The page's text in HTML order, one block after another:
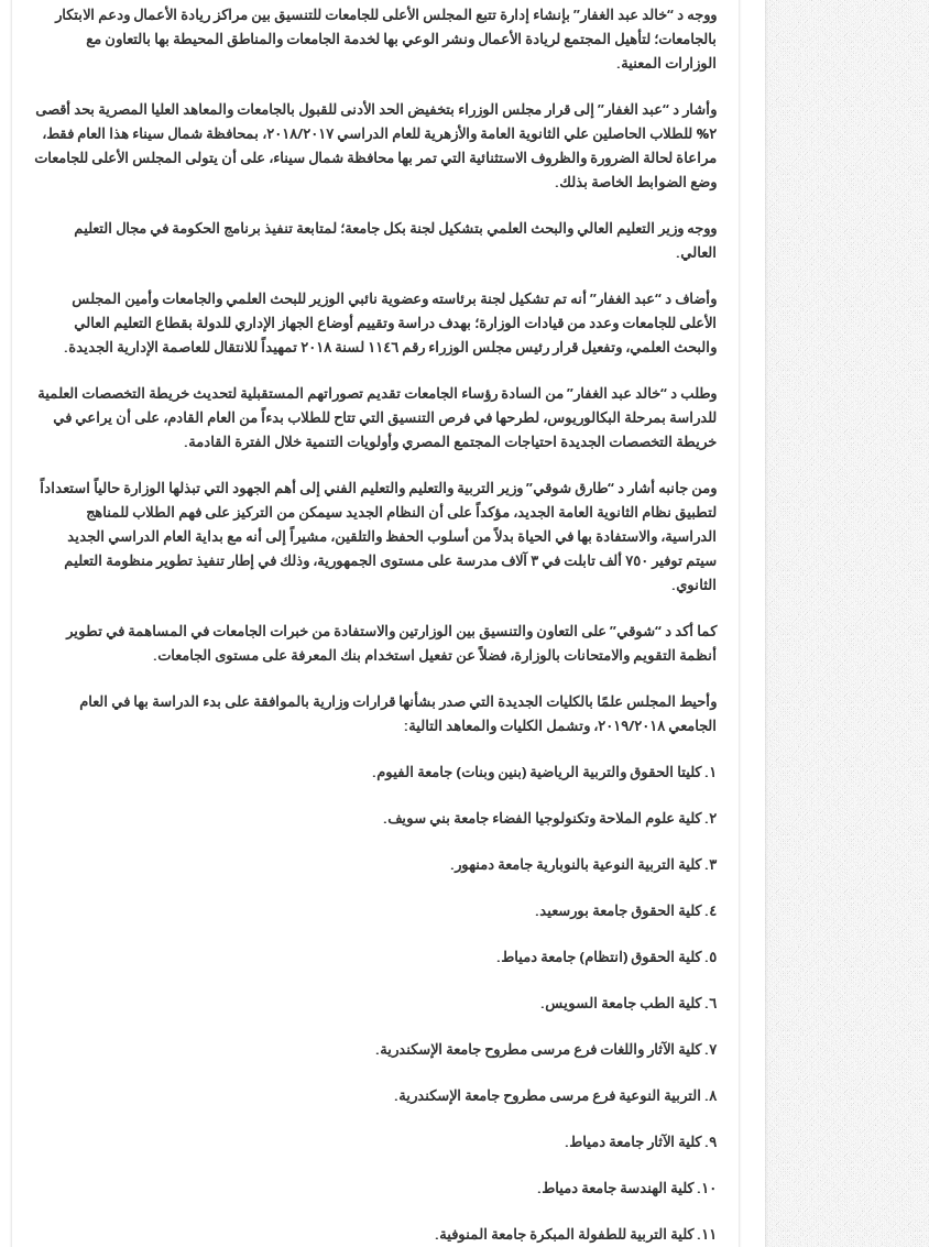
ووجه د “خالد عبد الغفار” بإنشاء إدارة تتبع المجلس الأعلى للجامعات للتنسيق بين مراكز ريادة الأعمال ودعم الابتكار
بالجامعات؛ لتأهيل المجتمع لريادة الأعمال ونشر الوعي بها لخدمة الجامعات والمناطق المحيطة بها بالتعاون مع
الوزارات المعنية.
وأشار د “عبد الغفار” إلى قرار مجلس الوزراء بتخفيض الحد الأدنى للقبول بالجامعات والمعاهد العليا المصرية بحد أقصى
٢% للطلاب الحاصلين علي الثانوية العامة والأزهرية للعام الدراسي ٢٠١٨/٢٠١٧، بمحافظة شمال سيناء هذا العام فقط،
مراعاة لحالة الضرورة والظروف الاستثنائية التي تمر بها محافظة شمال سيناء، على أن يتولى المجلس الأعلى للجامعات
وضع الضوابط الخاصة بذلك.
ووجه وزير التعليم العالي والبحث العلمي بتشكيل لجنة بكل جامعة؛ لمتابعة تنفيذ برنامج الحكومة في مجال التعليم
العالي.
وأضاف د “عبد الغفار” أنه تم تشكيل لجنة برئاسته وعضوية نائبي الوزير للبحث العلمي والجامعات وأمين المجلس
الأعلى للجامعات وعدد من قيادات الوزارة؛ بهدف دراسة وتقييم أوضاع الجهاز الإداري للدولة بقطاع التعليم العالي
والبحث العلمي، وتفعيل قرار رئيس مجلس الوزراء رقم ١١٤٦ لسنة ٢٠١٨ تمهيداً للانتقال للعاصمة الإدارية الجديدة.
وطلب د “خالد عبد الغفار” من السادة رؤساء الجامعات تقديم تصوراتهم المستقبلية لتحديث خريطة التخصصات العلمية
للدراسة بمرحلة البكالوريوس، لطرحها في فرص التنسيق التي تتاح للطلاب بدءاً من العام القادم، على أن يراعي في
خريطة التخصصات الجديدة احتياجات المجتمع المصري وأولويات التنمية خلال الفترة القادمة.
ومن جانبه أشار د “طارق شوقي” وزير التربية والتعليم والتعليم الفني إلى أهم الجهود التي تبذلها الوزارة حالياً استعداداً
لتطبيق نظام الثانوية العامة الجديد، مؤكداً على أن النظام الجديد سيمكن من التركيز على فهم الطلاب للمناهج
الدراسية، والاستفادة بها في الحياة بدلاً من أسلوب الحفظ والتلقين، مشيراً إلى أنه مع بداية العام الدراسي الجديد
سيتم توفير ٧٥٠ ألف تابلت في ٣ آلاف مدرسة على مستوى الجمهورية، وذلك في إطار تنفيذ تطوير منظومة التعليم
الثانوي.
كما أكد د “شوقي” على التعاون والتنسيق بين الوزارتين والاستفادة من خبرات الجامعات في المساهمة في تطوير
أنظمة التقويم والامتحانات بالوزارة، فضلاً عن تفعيل استخدام بنك المعرفة على مستوى الجامعات.
وأحيط المجلس علمًا بالكليات الجديدة التي صدر بشأنها قرارات وزارية بالموافقة على بدء الدراسة بها في العام
الجامعي ٢٠١٩/٢٠١٨، وتشمل الكليات والمعاهد التالية:
١. كليتا الحقوق والتربية الرياضية (بنين وبنات) جامعة الفيوم.
٢. كلية علوم الملاحة وتكنولوجيا الفضاء جامعة بني سويف.
٣. كلية التربية النوعية بالنوبارية جامعة دمنهور.
٤. كلية الحقوق جامعة بورسعيد.
٥. كلية الحقوق (انتظام) جامعة دمياط.
٦. كلية الطب جامعة السويس.
٧. كلية الآثار واللغات فرع مرسى مطروح جامعة الإسكندرية.
٨. التربية النوعية فرع مرسى مطروح جامعة الإسكندرية.
٩. كلية الآثار جامعة دمياط.
١٠. كلية الهندسة جامعة دمياط.
١١. كلية التربية للطفولة المبكرة جامعة المنوفية.